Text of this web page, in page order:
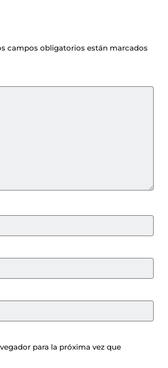
campos obligatorios están marcados
para la próxima vez que